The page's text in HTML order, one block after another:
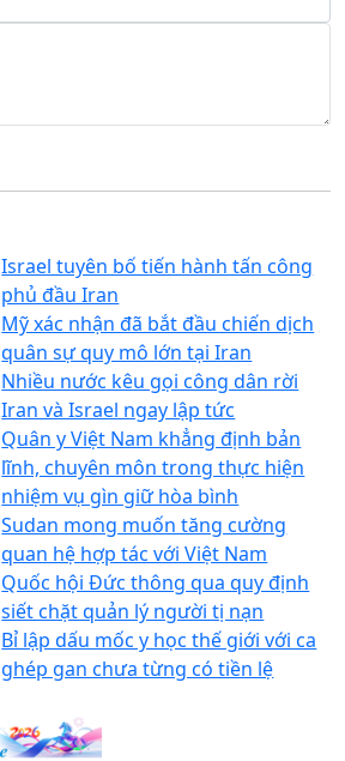
Israel tuyên bố tiến hành tấn công
phủ đầu Iran
Mỹ xác nhận đã bắt đầu chiến dịch
quân sự quy mô lớn tại Iran
Nhiều nước kêu gọi công dân rời
Iran và Israel ngay lập tức
Quân y Việt Nam khẳng định bản
lĩnh, chuyên môn trong thực hiện
nhiệm vụ gìn giữ hòa bình
Sudan mong muốn tăng cường
quan hệ hợp tác với Việt Nam
Quốc hội Đức thông qua quy định
siết chặt quản lý người tị nạn
Bỉ lập dấu mốc y học thế giới với ca
ghép gan chưa từng có tiền lệ